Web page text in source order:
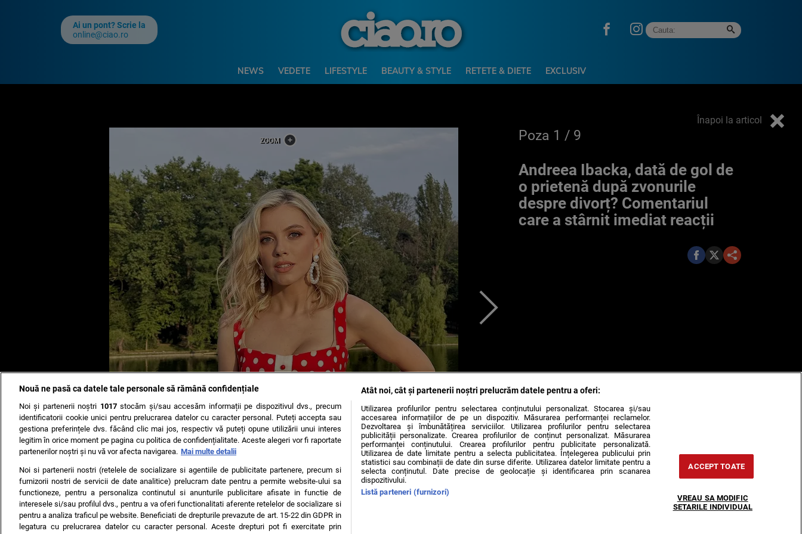
Ai un pont? Scrie la
online@ciao.ro
NEWS VEDETE LIFESTYLE BEAUTY & STYLE RETETE & DIETE EXCLUSIV
Înapoi la articol
Poza 1 / 9
Andreea Ibacka, dată de gol de
o prietenă după zvonurile
despre divorț? Comentariul
care a stârnit imediat reacții
TERMENI ȘI CONDIȚII DESPRE NOI CONTACT SETĂRI COOKIES
Nouă ne pasă ca datele tale personale să rămână confidențiale
Noi și partenerii noștri 1017stocăm și/sau accesăm informații pe dispozitivul dvs., precum
identificatorii cookie unici pentru prelucrarea datelor cu caracter personal. Puteți accepta sau
gestiona preferințele dvs. făcând clic mai jos, respectiv vă puteți opune utilizării unui interes
legitim în orice moment pe pagina cu politica de confidențialitate. Aceste alegeri vor fi raportate
partenerilor noștri și nu vă vor afecta navigarea. Mai multe detalii
Noi si partenerii nostri (retelele de socializare si agentiile de publicitate partenere, precum si
furnizorii nostri de servicii de date analitice) prelucram date pentru a permite website-ului sa
functioneze, pentru a personaliza continutul si anunturile publicitare afisate in functie de
interesele si/sau profilul dvs., pentru a va oferi functionalitati aferente retelelor de socializare si
pentru a analiza traficul pe website. Beneficiati de drepturile prevazute de art. 15-22 din GDPR in
legatura cu prelucrarea datelor cu caracter personal. Aceste drepturi pot fi exercitate prin
Atât noi, cât și partenerii noștri prelucrăm datele pentru a oferi:
Utilizarea profilurilor pentru selectarea conținutului personalizat. Stocarea și/sau
accesarea informațiilor de pe un dispozitiv. Măsurarea performanței reclamelor.
Dezvoltarea și îmbunătățirea serviciilor. Utilizarea profilurilor pentru selectarea
publicității personalizate. Crearea profilurilor de conținut personalizat. Măsurarea
performanței conținutului. Crearea profilurilor pentru publicitate personalizată.
Utilizarea de date limitate pentru a selecta publicitatea. Înțelegerea publicului prin
statistici sau combinații de date din surse diferite. Utilizarea datelor limitate pentru a
selecta conținutul. Date precise de geolocație și identificarea prin scanarea
dispozitivului.
Listă parteneri (furnizori)
ACCEPT TOATE
VREAU SA MODIFIC
SETARILE INDIVIDUAL